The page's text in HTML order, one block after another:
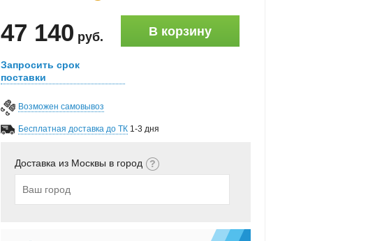
47 140 руб. В корзину
Запросить срок
поставки
Возможен самовывоз
Бесплатная доставка до ТК 1-3 дня
Доставка из Москвы в город